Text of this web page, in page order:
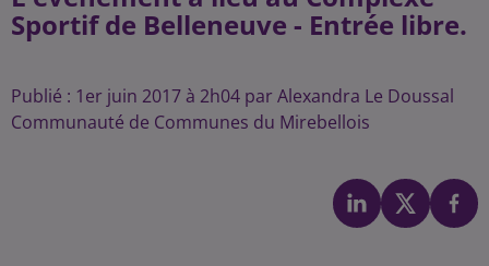
Sportif de Belleneuve - Entrée libre.
Publié : 1er juin 2017 à 2h04 par Alexandra Le Doussal
Communauté de Communes du Mirebellois